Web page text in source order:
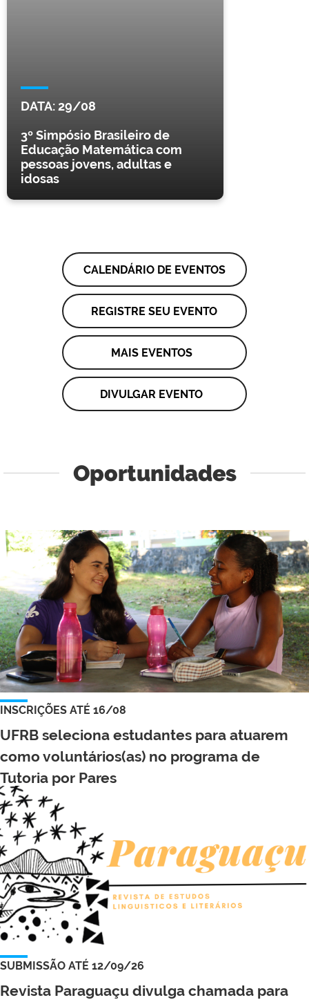
DATA:29/08
3º Simpósio Brasileiro de
Educação Matemática com
pessoas jovens, adultas e
idosas
CALENDÁRIO DE EVENTOS
REGISTRE SEU EVENTO
MAIS EVENTOS
DIVULGAR EVENTO
Oportunidades
INSCRIÇÕES ATÉ 16/08
UFRB seleciona estudantes para atuarem
como voluntários(as) no programa de
Tutoria por Pares
SUBMISSÃO ATÉ 12/09/26
Revista Paraguaçu divulga chamada para